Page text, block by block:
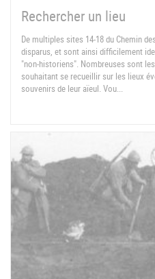
Rechercher un lieu
De multiples sites 14-18 du Chemin
disparus, et sont ainsi difficilement
"non-historiens". Nombreuses sont
souhaitant se recueillir sur les lieux
souvenirs de leur aïeul. Vou...